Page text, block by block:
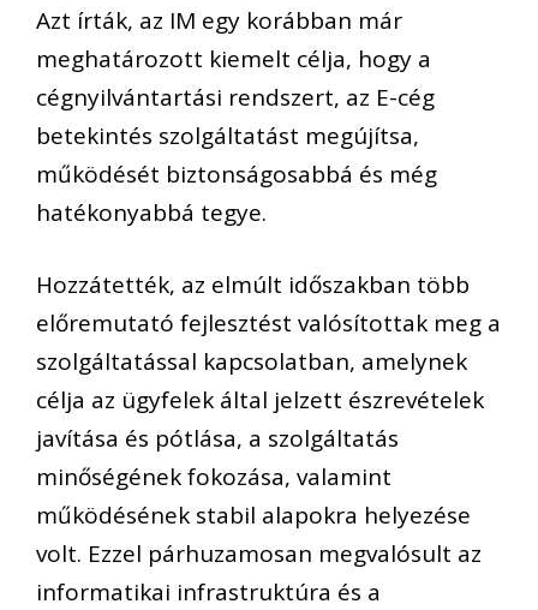
Azt írták, az IM egy korábban már
meghatározott kiemelt célja, hogy a
cégnyilvántartási rendszert, az E-cég
betekintés szolgáltatást megújítsa,
működését biztonságosabbá és még
hatékonyabbá tegye.
Hozzátették, az elmúlt időszakban több
előremutató fejlesztést valósítottak meg a
szolgáltatással kapcsolatban, amelynek
célja az ügyfelek által jelzett észrevételek
javítása és pótlása, a szolgáltatás
minőségének fokozása, valamint
működésének stabil alapokra helyezése
volt. Ezzel párhuzamosan megvalósult az
informatikai infrastruktúra és a